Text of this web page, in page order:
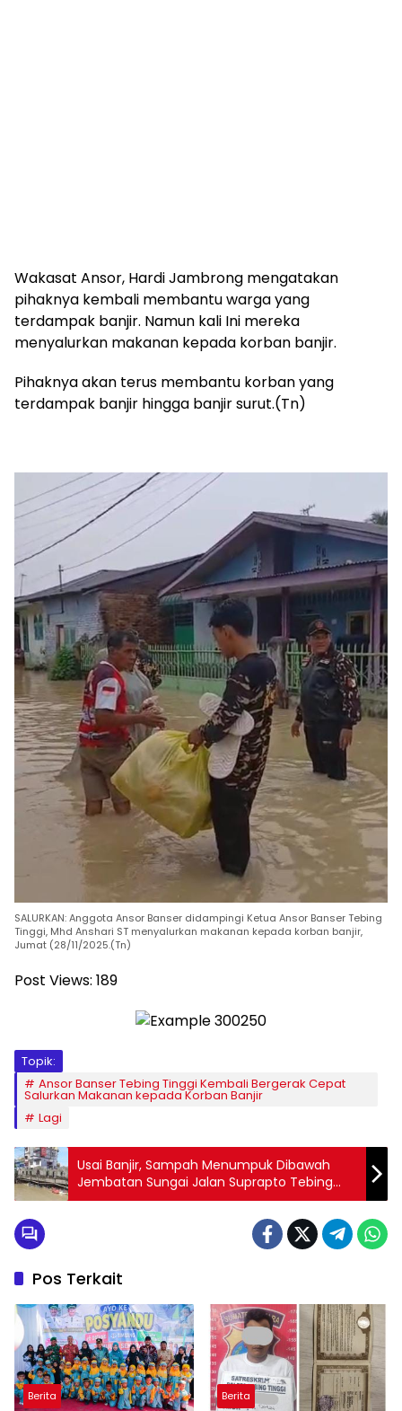
Wakasat Ansor, Hardi Jambrong mengatakan
pihaknya kembali membantu warga yang
terdampak banjir. Namun kali Ini mereka
menyalurkan makanan kepada korban banjir.
Pihaknya akan terus membantu korban yang
terdampak banjir hingga banjir surut.(Tn)
SALURKAN: Anggota Ansor Banser didampingi Ketua Ansor Banser Tebing
Tinggi, Mhd Anshari ST menyalurkan makanan kepada korban banjir,
Jumat (28/11/2025.(Tn)
Post Views: 189
Topik:
Ansor Banser Tebing Tinggi Kembali Bergerak Cepat
Salurkan Makanan kepada Korban Banjir
Lagi
Usai Banjir, Sampah Menumpuk Dibawah
Jembatan Sungai Jalan Suprapto Tebing
Tinggi
Pos Terkait
Berita Berita